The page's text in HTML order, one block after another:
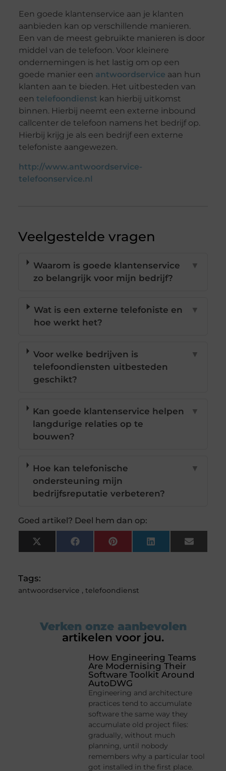
Een goede klantenservice aan je klanten
aanbieden kan op verschillende manieren.
Een van de meest gebruikte manieren is door
middel van de telefoon. Voor kleinere
ondernemingen is het lastig om op een
goede manier een antwoordservice aan hun
klanten aan te bieden. Het uitbesteden van
een telefoondienst kan hierbij uitkomst
binnen. Hierbij neemt een externe inbound
callcenter de telefoon namens het bedrijf op.
Hierbij krijg je als een bedrijf een externe
telefoniste aangewezen.
http://www.antwoordservice-
telefoonservice.nl
Veelgestelde vragen
Waarom is goede klantenservice
zo belangrijk voor mijn bedrijf?
▼
Wat is een externe telefoniste en
hoe werkt het?
▼
Voor welke bedrijven is
telefoondiensten uitbesteden
geschikt?
▼
Kan goede klantenservice helpen
langdurige relaties op te
bouwen?
▼
Hoe kan telefonische
ondersteuning mijn
bedrijfsreputatie verbeteren?
▼
Goed artikel? Deel hem dan op:
X
(Twitter)
FacebookPinterestLinkedInEmail
Tags:
antwoordservice , telefoondienst
Verken onze aanbevolen
artikelen voor jou.
How Engineering Teams
Are Modernising Their
Software Toolkit Around
AutoDWG
Engineering and architecture
practices tend to accumulate
software the same way they
accumulate old project files:
gradually, without much
planning, until nobody
remembers why a particular tool
got installed in the first place.